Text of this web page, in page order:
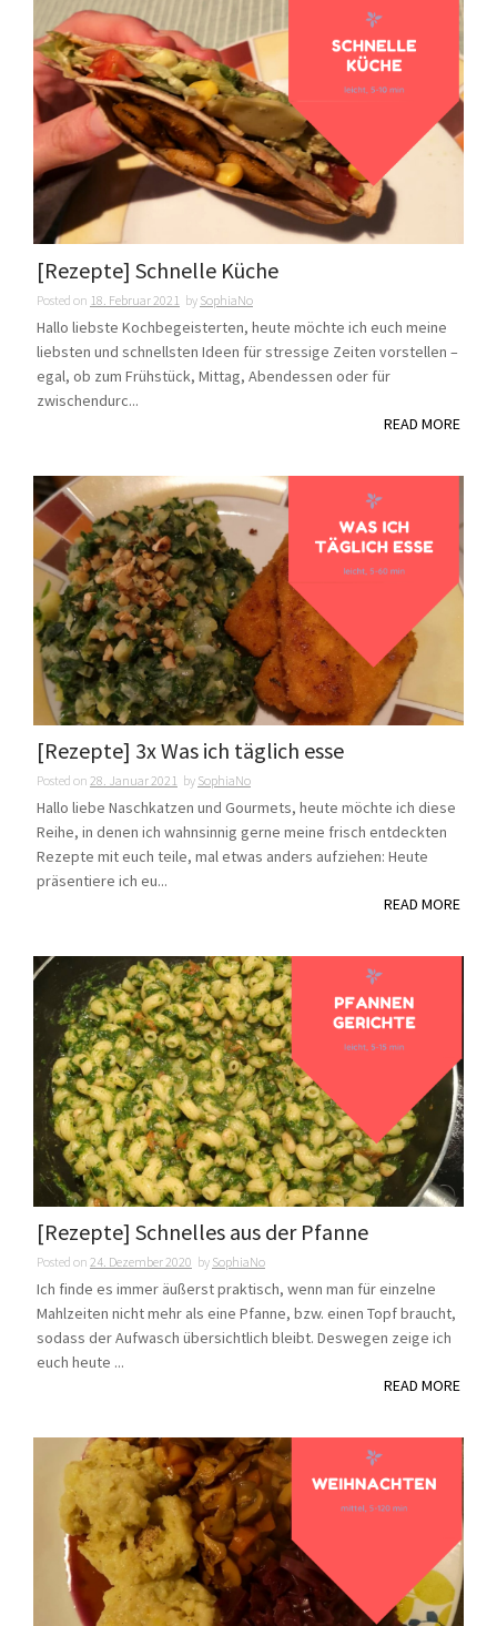
[Rezepte] Schnelle Küche
Posted on 18. Februar 2021 by SophiaNo
Hallo liebste Kochbegeisterten, heute möchte ich euch meine
liebsten und schnellsten Ideen für stressige Zeiten vorstellen –
egal, ob zum Frühstück, Mittag, Abendessen oder für
zwischendurc...
READ MORE
[Rezepte] 3x Was ich täglich esse
Posted on 28. Januar 2021 by SophiaNo
Hallo liebe Naschkatzen und Gourmets, heute möchte ich diese
Reihe, in denen ich wahnsinnig gerne meine frisch entdeckten
Rezepte mit euch teile, mal etwas anders aufziehen: Heute
präsentiere ich eu...
READ MORE
[Rezepte] Schnelles aus der Pfanne
Posted on 24. Dezember 2020 by SophiaNo
Ich finde es immer äußerst praktisch, wenn man für einzelne
Mahlzeiten nicht mehr als eine Pfanne, bzw. einen Topf braucht,
sodass der Aufwasch übersichtlich bleibt. Deswegen zeige ich
euch heute ...
READ MORE